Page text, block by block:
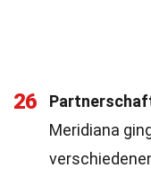
26
Meridiana